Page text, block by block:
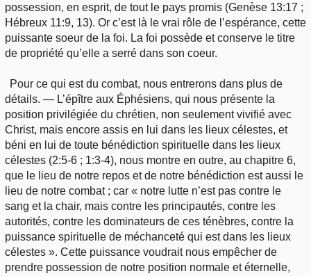
possession, en esprit, de tout le pays promis (Genèse 13:17 ;
Hébreux 11:9, 13). Or c’est là le vrai rôle de l’espérance, cette
puissante soeur de la foi. La foi possède et conserve le titre
de propriété qu’elle a serré dans son coeur.
Pour ce qui est du combat, nous entrerons dans plus de
détails. — L’épître aux Éphésiens, qui nous présente la
position privilégiée du chrétien, non seulement vivifié avec
Christ, mais encore assis en lui dans les lieux célestes, et
béni en lui de toute bénédiction spirituelle dans les lieux
célestes (2:5-6 ; 1:3-4), nous montre en outre, au chapitre 6,
que le lieu de notre repos et de notre bénédiction est aussi le
lieu de notre combat ; car « notre lutte n’est pas contre le
sang et la chair, mais contre les principautés, contre les
autorités, contre les dominateurs de ces ténèbres, contre la
puissance spirituelle de méchanceté qui est dans les lieux
célestes ». Cette puissance voudrait nous empêcher de
prendre possession de notre position normale et éternelle,